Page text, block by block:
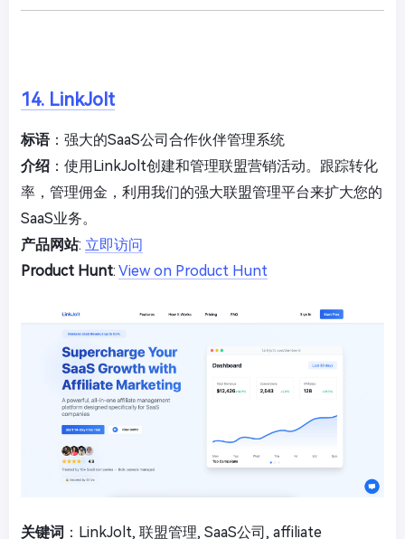
14. LinkJolt
标语：强大的SaaS公司合作伙伴管理系统
介绍 ：使用LinkJolt创建和管理联盟营销活动。跟踪转化
率，管理佣金，利用我们的强大联盟管理平台来扩大您的
SaaS业务。
产品网站: 立即访问
Product Hunt: View on Product Hunt
关键词 ：LinkJolt, 联盟管理, SaaS公司, affiliate